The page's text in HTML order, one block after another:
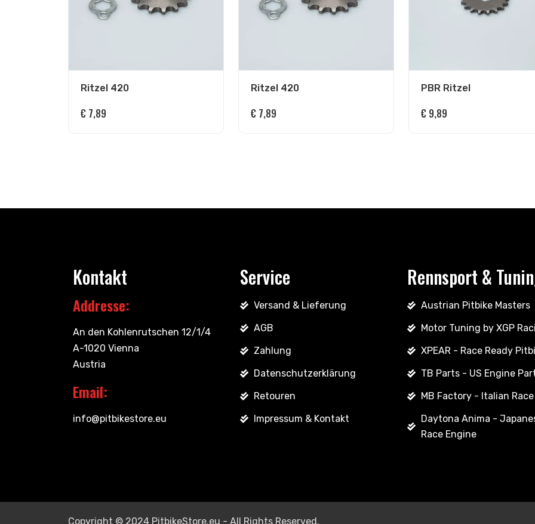
Ritzel 420
€ 7,89
Ritzel 420
€ 7,89
PBR Ritzel
€ 9,89
Kontakt
Addresse:
An den Kohlenrutschen 12/1/4
A-1020 Vienna
Austria
Email:
info@pitbikestore.eu
Service
Versand & Lieferung
AGB
Zahlung
Datenschutzerklärung
Retouren
Impressum & Kontakt
Rennsport &
Austrian Pitbike Masters
Motor Tuning by XGP
XPEAR - Race Ready
TB Parts - US Engine
MB Factory - Italian
Daytona Anima -
Race Engine
Copyright © 2024 PitbikeStore.eu - All Rights Reserved.